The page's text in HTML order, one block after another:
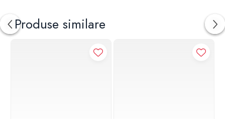
Produse similare